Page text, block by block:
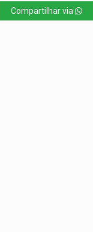
Compartilhar via